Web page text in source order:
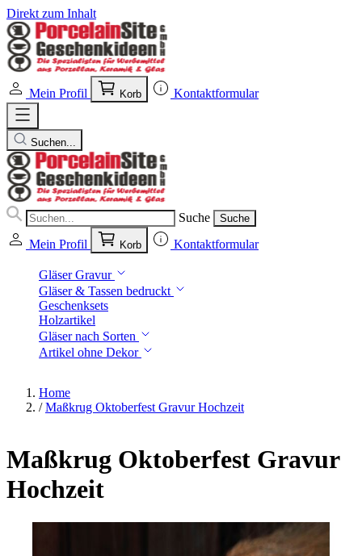
Direkt zum Inhalt
Mein Profil Korb Kontaktformular
Suchen...
Suche Suche
Mein Profil Korb Kontaktformular
Gläser Gravur
Gläser & Tassen bedruckt
Geschenksets
Holzartikel
Gläser nach Sorten
Artikel ohne Dekor
Home
/ Maßkrug Oktoberfest Gravur Hochzeit
Maßkrug Oktoberfest Gravur
Hochzeit